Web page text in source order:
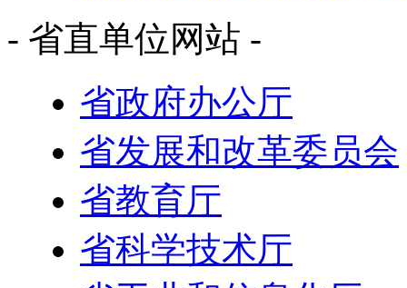
- 省直单位网站 -
省政府办公厅
省发展和改革委员会
省教育厅
省科学技术厅